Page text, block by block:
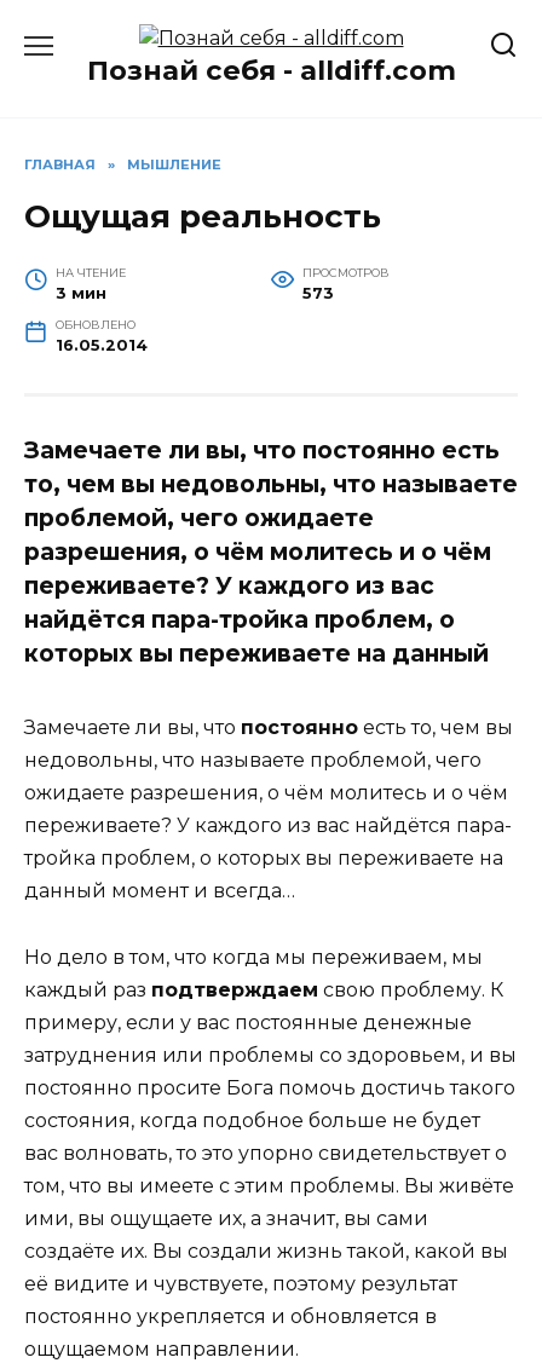
содержаниюПознай себя - alldiff.com
ГЛАВНАЯ » МЫШЛЕНИЕ
Ощущая реальность
НА ЧТЕНИЕ
3 мин
ПРОСМОТРОВ
573
ОБНОВЛЕНО
16.05.2014
Замечаете ли вы, что постоянно есть
то, чем вы недовольны, что называете
проблемой, чего ожидаете
разрешения, о чём молитесь и о чём
переживаете? У каждого из вас
найдётся пара-тройка проблем, о
которых вы переживаете на данный
Замечаете ли вы, что постоянно есть то, чем вы
недовольны, что называете проблемой, чего
ожидаете разрешения, о чём молитесь и о чём
переживаете? У каждого из вас найдётся пара-
тройка проблем, о которых вы переживаете на
данный момент и всегда…
Но дело в том, что когда мы переживаем, мы
каждый раз подтверждаем свою проблему. К
примеру, если у вас постоянные денежные
затруднения или проблемы со здоровьем, и вы
постоянно просите Бога помочь достичь такого
состояния, когда подобное больше не будет
вас волновать, то это упорно свидетельствует о
том, что вы имеете с этим проблемы. Вы живёте
ими, вы ощущаете их, а значит, вы сами
создаёте их. Вы создали жизнь такой, какой вы
её видите и чувствуете, поэтому результат
постоянно укрепляется и обновляется в
ощущаемом направлении.